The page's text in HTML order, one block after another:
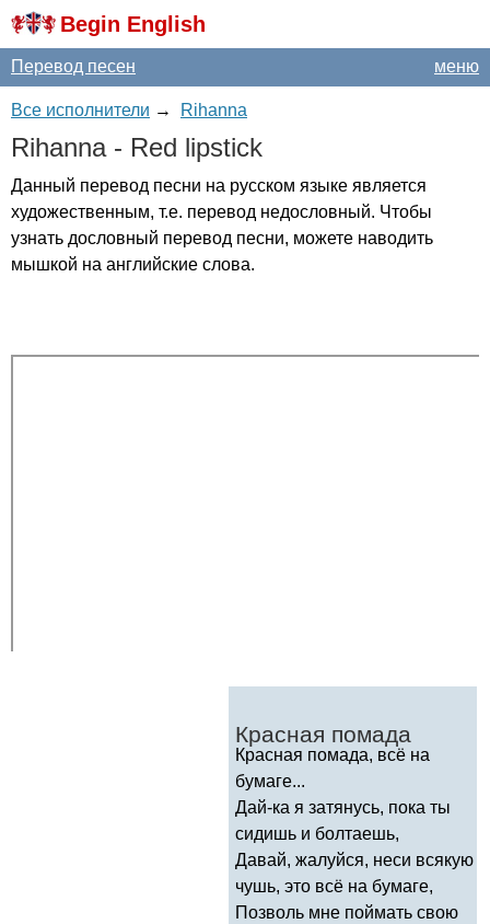
Begin English
меню
Перевод песен
Все исполнители → Rihanna
Rihanna- Red lipstick
Данный перевод песни на русском языке является
художественным, т.е. перевод недословный. Чтобы
узнать дословный перевод песни, можете наводить
мышкой на английские слова.
Красная помада
Красная помада, всё на
бумаге...
Дай-ка я затянусь, пока ты
сидишь и болтаешь,
Давай, жалуйся, неси всякую
чушь, это всё на бумаге,
Позволь мне поймать свою